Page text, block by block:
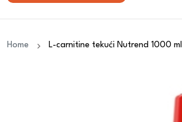
Home L-carnitine tekući Nutrend 1000 ml